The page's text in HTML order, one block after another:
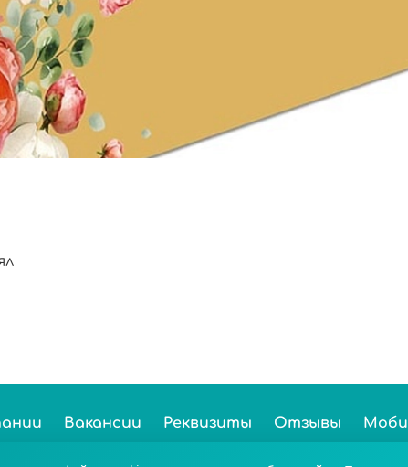
Вакансии Реквизиты Отзывы
Нас выбирают более 100 000 ценителей чая и кофе по